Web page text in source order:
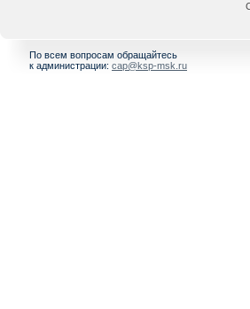
По всем вопросам обращайтесь
к администрации: cap@ksp-msk.ru